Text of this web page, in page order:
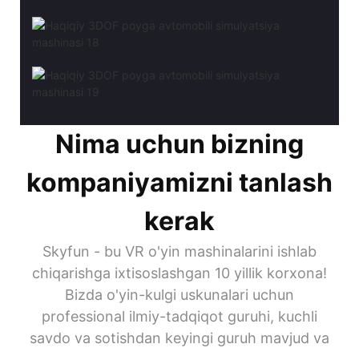
Nima uchun bizning
kompaniyamizni tanlash
kerak
Skyfun - bu VR o'yin mashinalarini ishlab
chiqarishga ixtisoslashgan 10 yillik korxona!
Bizda o'yin-kulgi uskunalari uchun
professional ilmiy-tadqiqot guruhi, kuchli
savdo va sotishdan keyingi guruh mavjud va